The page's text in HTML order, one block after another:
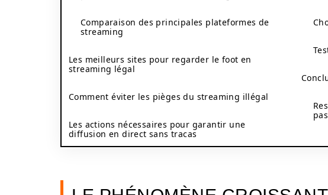
Comparaison des principales plateformes de
streaming
Les meilleurs sites pour regarder le foot en
streaming légal
Comment éviter les pièges du streaming illégal
Les actions nécessaires pour garantir une
diffusion en direct sans tracas